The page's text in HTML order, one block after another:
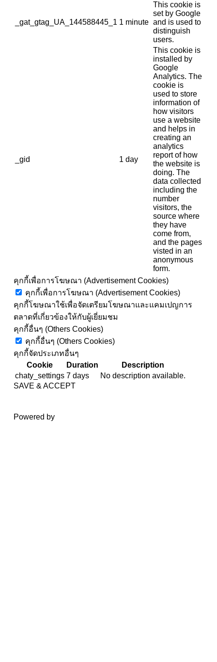
_gat_gtag_UA_144588445_1 1 minute
This cookie is
set by Google
and is used to
distinguish
users.
_gid 1 day
This cookie is
installed by
Google
Analytics. The
cookie is
used to store
information of
how visitors
use a website
and helps in
creating an
analytics
report of how
the website is
doing. The
data collected
including the
number
visitors, the
source where
they have
come from,
and the pages
visted in an
anonymous
form.
คุกกี้เพื่อการโฆษณา (Advertisement Cookies)
คุกกี้เพื่อการโฆษณา (Advertisement Cookies)
คุกกี้โฆษณาใช้เพื่อจัดเตรียมโฆษณาและแคมเปญการ
ตลาดที่เกี่ยวข้องให้กับผู้เยี่ยมชม
คุกกี้อื่นๆ (Others Cookies)
คุกกี้อื่นๆ (Others Cookies)
คุกกี้จัดประเภทอื่นๆ
Cookie
Duration
Description
chaty_settings 7 days
No description available.
SAVE & ACCEPT
Powered by